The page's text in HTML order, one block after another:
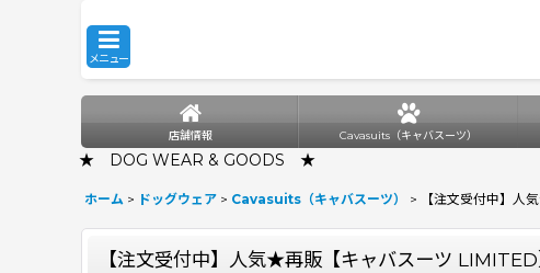
メニュー
店舗情報 Cavasuits（キャバスーツ）
★ DOG WEAR & GOODS ★
ホーム > ドッグウェア > Cavasuits（キャバスーツ） > 【注文受付中】人
【注文受付中】人気★再販【キャバスーツ